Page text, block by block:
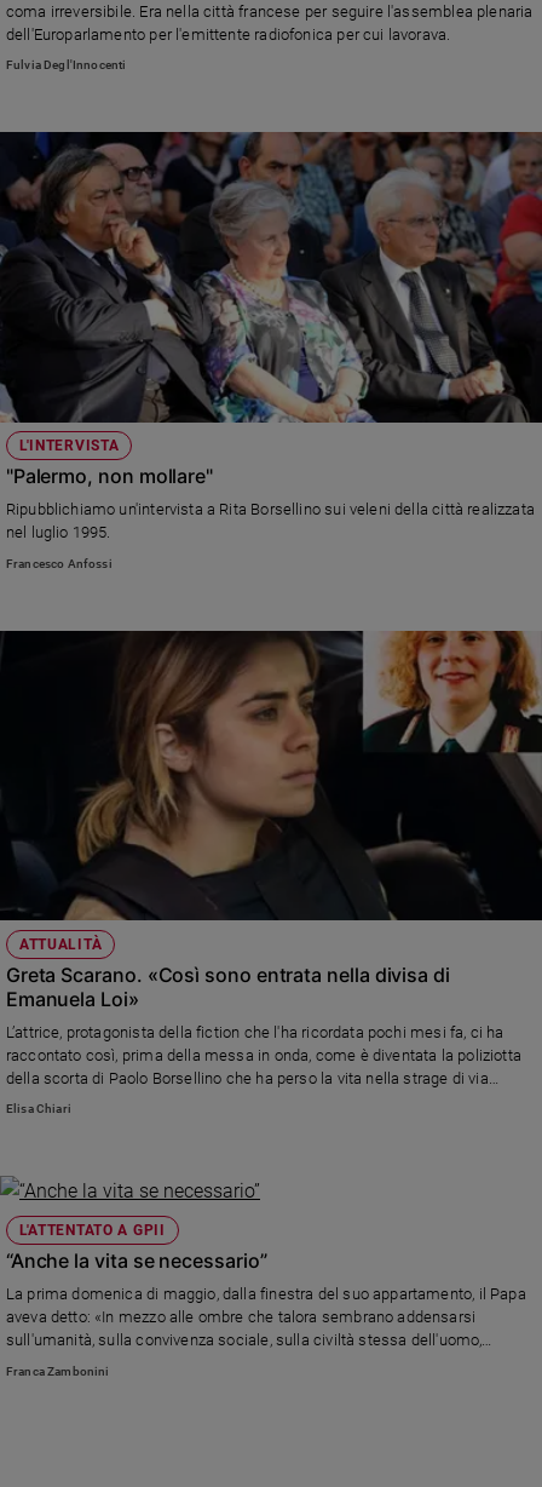
coma irreversibile. Era nella città francese per seguire l'assemblea plenaria
dell'Europarlamento per l'emittente radiofonica per cui lavorava.
Fulvia Degl'Innocenti
L'INTERVISTA
"Palermo, non mollare"
Ripubblichiamo un'intervista a Rita Borsellino sui veleni della città realizzata
nel luglio 1995.
Francesco Anfossi
ATTUALITÀ
Greta Scarano. «Così sono entrata nella divisa di
Emanuela Loi»
L’attrice, protagonista della fiction che l'ha ricordata pochi mesi fa, ci ha
raccontato così, prima della messa in onda, come è diventata la poliziotta
della scorta di Paolo Borsellino che ha perso la vita nella strage di via
D’Amelio. «Ti sdoppi: sei allo stesso tempo te stessa e il tuo personaggio»
Elisa Chiari
L'ATTENTATO A GPII
“Anche la vita se necessario”
La prima domenica di maggio, dalla finestra del suo appartamento, il Papa
aveva detto: «In mezzo alle ombre che talora sembrano addensarsi
sull'umanità, sulla convivenza sociale, sulla civiltà stessa dell'uomo,
chiediamo anche noi, spinti dall'impulso dello spirito: "Resta con noi,
Franca Zambonini